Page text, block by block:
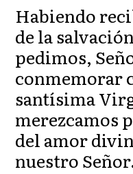
Habiendo
de la
pedimos,
conmemorar
santísima
merezcamos
del amor
nuestro